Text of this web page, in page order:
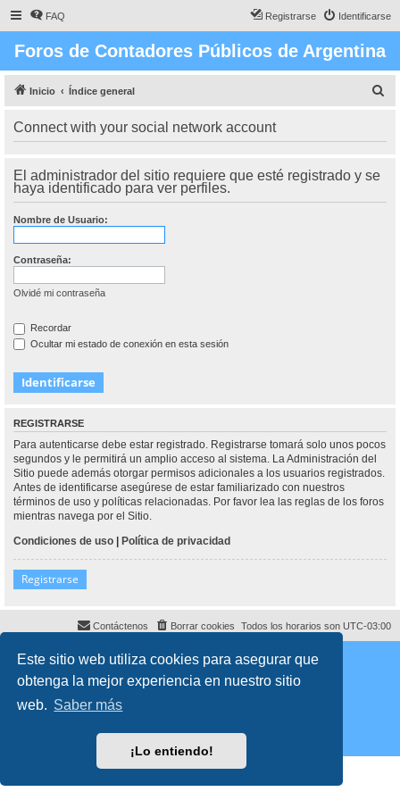
Este sitio web utiliza cookies para asegurar que
obtenga la mejor experiencia en nuestro sitio
web. Saber más
¡Lo entiendo!
FAQ Identificarse
Registrarse
Foros de Contadores Públicos de Argentina
Inicio Índice general
Connect with your social network account
El administrador del sitio requiere que esté registrado y se
haya identificado para ver perfiles.
Nombre de Usuario:
Contraseña:
Olvidé mi contraseña
Recordar
Ocultar mi estado de conexión en esta sesión
REGISTRARSE
Para autenticarse debe estar registrado. Registrarse tomará solo unos pocos
segundos y le permitirá un amplio acceso al sistema. La Administración del
Sitio puede además otorgar permisos adicionales a los usuarios registrados.
Antes de identificarse asegúrese de estar familiarizado con nuestros
términos de uso y políticas relacionadas. Por favor lea las reglas de los foros
mientras navega por el Sitio.
Condiciones de uso | Política de privacidad
Registrarse
Todos los horarios son UTC-03:00
Borrar cookies
Contáctenos
Desarrollado porphpBB ® Forum Software © phpBB Limited
Director:Dr. Sztarkman- Diseñado por ©Abogados Argentinos2025